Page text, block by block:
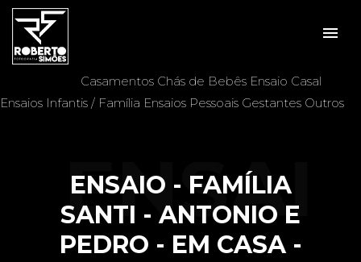
menu
Casamentos Chás de Bebês Ensaio Casal
Ensaios Infantis / Família Ensaios Pessoais Gestantes Outros
ENSAIO - FAMÍLIA
SANTI - ANTONIO E
PEDRO - EM CASA -
ENSAI